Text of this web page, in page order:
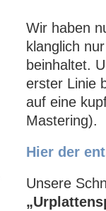
Wir haben
klanglich
beinhaltet.
erster Linie
auf eine
Mastering).
Hier der
Unsere